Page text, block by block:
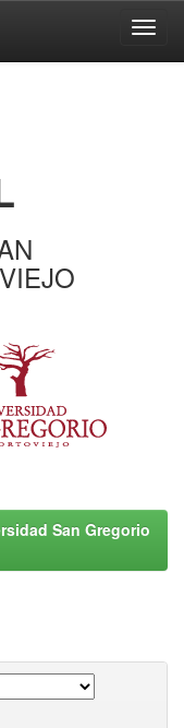
San Gregorio